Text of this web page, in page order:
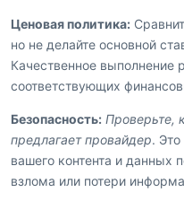
Ценовая политика:
но не делайте основной
Качественное выполнение
соответствующих
Безопасность: Проверьте,
предлагает провайдер.
вашего контента и данных
взлома или потери